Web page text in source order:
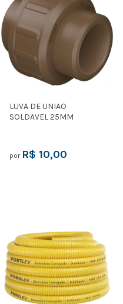
LUVA DE UNIAO
SOLDAVEL 25MM
por R$ 10,00